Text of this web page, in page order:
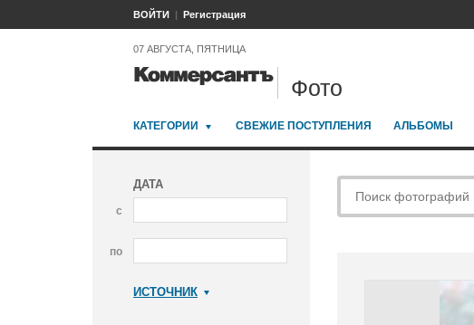
ВОЙТИ Регистрация
07 АВГУСТА, ПЯТНИЦА
Фото
КАТЕГОРИИ СВЕЖИЕ ПОСТУПЛЕНИЯ АЛЬБОМЫ
ДАТА
с
по
ИСТОЧНИК